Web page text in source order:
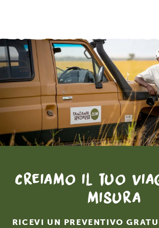
Creiamo il tuo
misura
RICEVI UN PREVENTIVO